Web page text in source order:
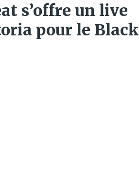
s’offre un live
pour le Black